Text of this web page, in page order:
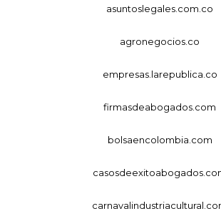
asuntoslegales.com.co
agronegocios.co
empresas.larepublica.co
firmasdeabogados.com
bolsaencolombia.com